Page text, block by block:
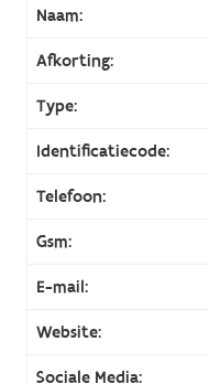
Naam:
Afkorting:
Type:
Identificatiecode:
Telefoon:
Gsm:
E-mail:
Website:
Sociale Media: